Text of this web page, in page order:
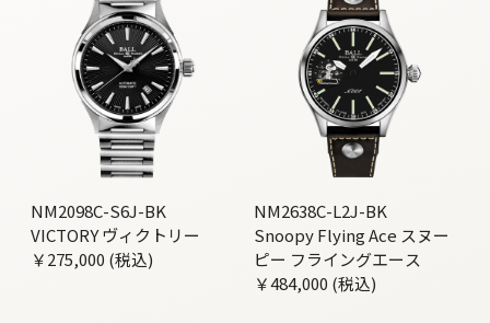
NM2098C-S6J-BK
VICTORY ヴィクトリー
￥275,000 (税込)
NM2638C-L2J-BK
Snoopy Flying Ace スヌー
ピー フライングエース
￥484,000 (税込)